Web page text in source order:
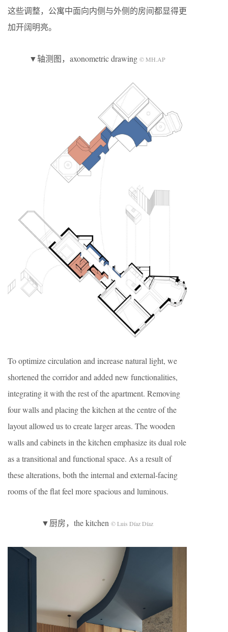
这些调整，公寓中面向内侧与外侧的房间都显得更
加开阔明亮。
▼轴测图，axonometric drawing © MH.AP
To optimize circulation and increase natural light, we
shortened the corridor and added new functionalities,
integrating it with the rest of the apartment. Removing
four walls and placing the kitchen at the centre of the
layout allowed us to create larger areas. The wooden
walls and cabinets in the kitchen emphasize its dual role
as a transitional and functional space. As a result of
these alterations, both the internal and external-facing
rooms of the flat feel more spacious and luminous.
▼厨房，the kitchen © Luis Díaz Díaz